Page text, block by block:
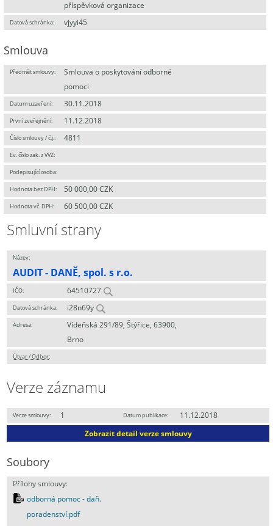
příspěvková organizace
Datová schránka: vjyyi45
Smlouva
Předmět smlouvy:
Smlouva o poskytování odborné
pomoci
Datum uzavření: 30.11.2018
První zveřejnění: 11.12.2018
Číslo smlouvy / č.j.: 4811
Ev. číslo zak. z VVZ:
Podepisující osoba:
Hodnota bez DPH: 50 000,00 CZK
Hodnota vč. DPH: 60 500,00 CZK
Smluvní strany
Název:
AUDIT - DANĚ, spol. s r.o.
IČO: 64510727
Datová schránka: i28n69y
Adresa:
Vídeňská 291/89, Štýřice, 63900,
Brno
Útvar / Odbor:
Verze záznamu
Verze smlouvy: 1 Datum publikace:
11.12.2018
Zobrazit detail verze smlouvy
Soubory
Přílohy smlouvy:
odborná pomoc - daň.
poradenství.pdf